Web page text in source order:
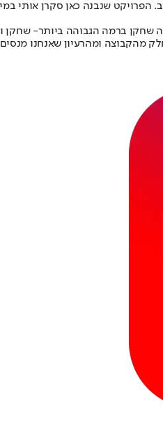
שנבנה כאן סקרן אותי
שחקן ברמה הגבוהה ביותר- שחקן
מהקבוצה ומהרעיון שאנחנו